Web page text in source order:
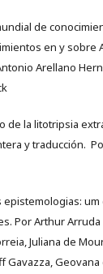
de
en y sobre
Arellano
de la litotripsia
y traducción.
epistemologias:
Por Arthur Arruda
Juliana de
Gavazza,